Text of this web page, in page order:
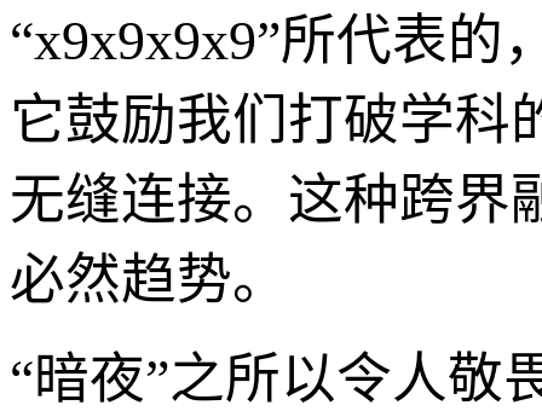
“x9x9x9x9”所代表
它鼓励我们打破学科
无缝连接。这种跨界
必然趋势。
“暗夜”之所以令人敬